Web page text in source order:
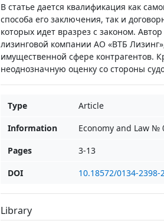
В статье дается квалификация как
способа его заключения, так и
которых идет вразрез с законом.
лизинговой компании АО «ВТБ
имущественной сфере контрагентов.
неоднозначную оценку со стороны
Type
Article
Information
Economy and Law №
Pages
3-13
DOI
10.18572/0134-2398-
Library